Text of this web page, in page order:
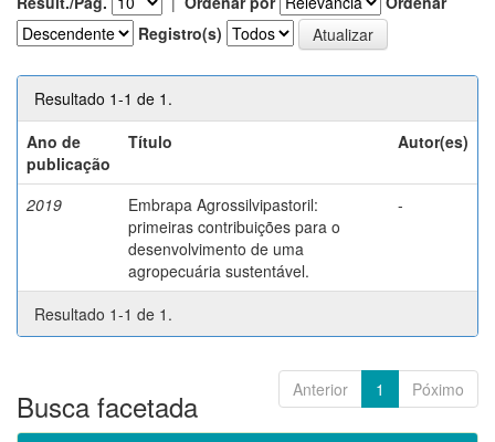
Registro(s)
Resultado 1-1 de 1.
Ano de
publicação
Título Autor(es)
2019
Embrapa Agrossilvipastoril:
primeiras contribuições para o
desenvolvimento de uma
agropecuária sustentável.
-
Resultado 1-1 de 1.
Anterior 1 Póximo
Busca facetada